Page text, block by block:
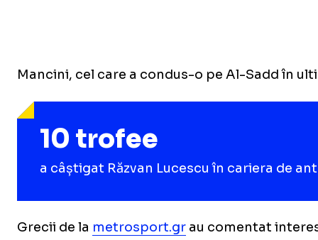
Mancini, cel care a condus-o pe Al-Sadd în
10 trofee
a câștigat Răzvan Lucescu în cariera de
Grecii de la metrosport.grau comentat